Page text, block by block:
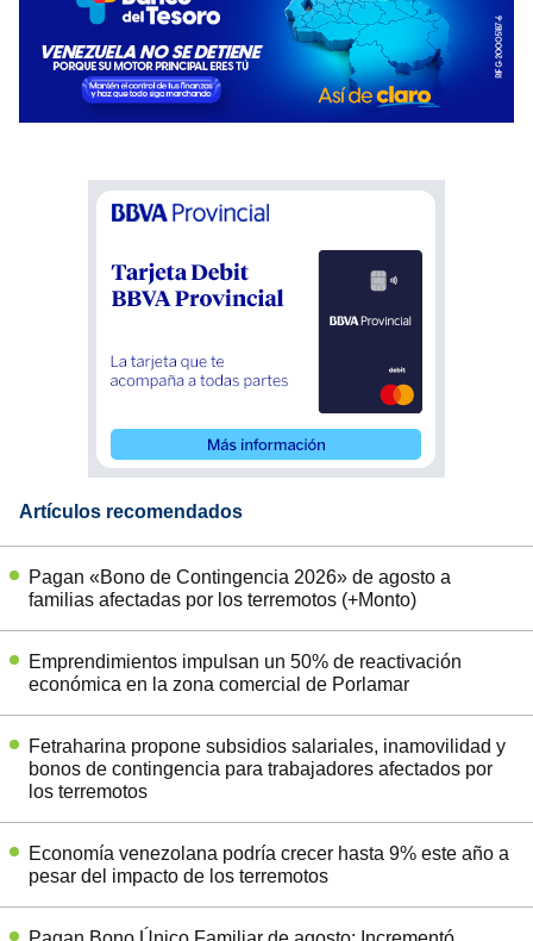
Artículos recomendados
Pagan «Bono de Contingencia 2026» de agosto a
familias afectadas por los terremotos (+Monto)
Emprendimientos impulsan un 50% de reactivación
económica en la zona comercial de Porlamar
Fetraharina propone subsidios salariales, inamovilidad y
bonos de contingencia para trabajadores afectados por
los terremotos
Economía venezolana podría crecer hasta 9% este año a
pesar del impacto de los terremotos